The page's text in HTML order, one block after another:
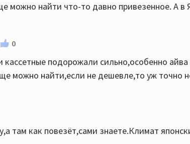
можно найти что-то давно привезенное. А в
0
подорожали сильно,особенно айва
можно найти,если не дешевле,то уж точно
там как повезёт,сами знаете.Климат